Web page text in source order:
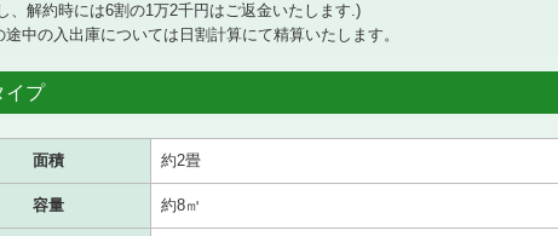
、解約時には6割の1万2千円はご返金いたします.)
途中の入出庫については日割計算にて精算いたします。
イプ
面積 約2畳
容量 約8㎥